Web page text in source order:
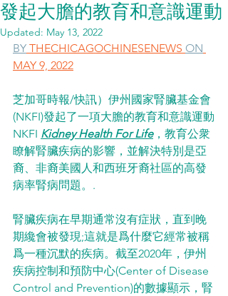
發起大膽的教育和意識運動
Updated: May 13, 2022
BY THECHICAGOCHINESENEWS ON
MAY 9, 2022
芝加哥時報/快訊）伊州國家腎臟基金會
(NKFI)發起了一項大膽的教育和意識運動
NKFI Kidney Health For Life，教育公衆
瞭解腎臟疾病的影響，並解決特別是亞
裔、非裔美國人和西班牙裔社區的高發
病率腎病問題。.
腎臟疾病在早期通常沒有症狀，直到晚
期纔會被發現;這就是爲什麼它經常被稱
爲一種沉默的疾病。截至2020年，伊州
疾病控制和預防中心(Center of Disease
Control and Prevention)的數據顯示，腎